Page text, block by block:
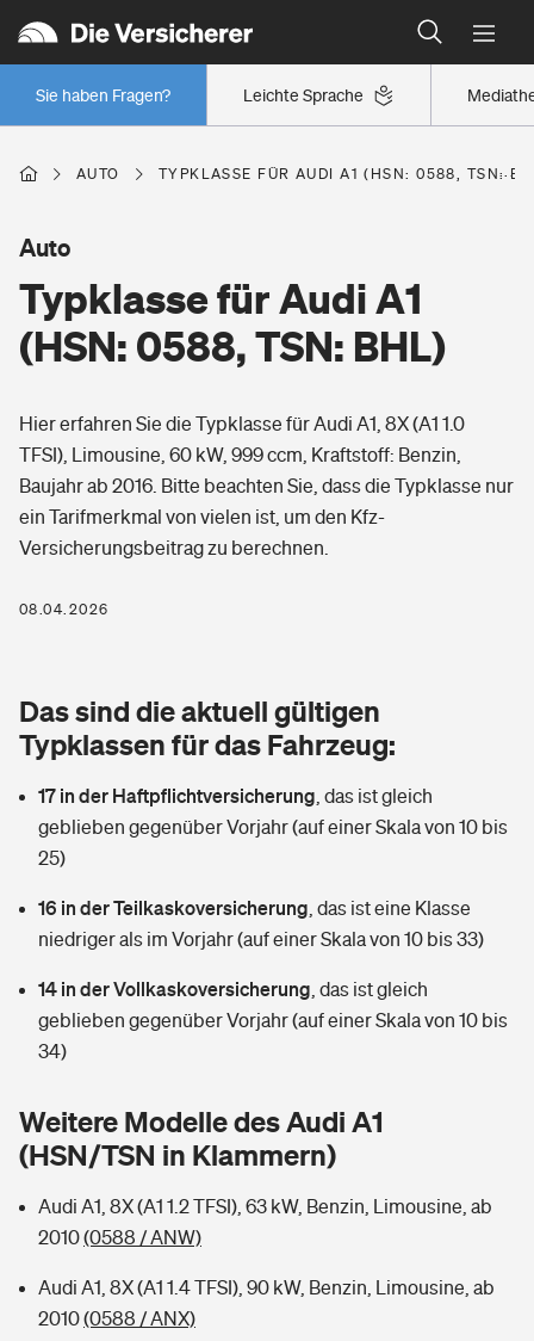
Leichte Sprache
Sie haben Fragen?
Wer versichert was: Jetzt Versicherer finden
Regionalklassen: So ist Ihre Region eingestuft
Wer versichert was: Jetzt Versicherer finden
Berufsunfähigkeitsversicherung
Erwerbsunfähigkeitsversicherung
Grundfähigkeitsversicherung
Arbeitsrechtsschutz
Berufshaftpflichtversicherung
Zur Übersicht
Tools
Wer versichert was: Jetzt Versicherer finden
Sie haben Fragen?
Wohnen
Glasversicherung
Mietkautionsversicherung
Restkreditversicherung
Tools
Hochwasser-Check: Wie gefährdet ist Ihr Haus?
Sie haben Fragen?
Freizeit
Pri­vate Haft­pflicht­
Kinderunfall­ver­si­che­rung
Kinderinvalidität
Hundehalter-Haftpflicht
Handyversicherung
Private Cyberversicherung
Zur Übersicht
Gesundheit
Private Krankenversicherung
Dread-Disease-Versicherung
Tierkrankenversicherung
Zur Übersicht
Tools
Wer versichert was: Jetzt Versicherer finden
Rentenrechner: Wie viel Geld bekomme ich im Alter?
AUTO TYPKLASSE FÜR AUDI A1 (HSN: 0588, TSN:
Typklasse für Audi A1
(HSN: 0588, TSN: BHL)
Auto
Hier erfahren Sie die Typklasse für Audi A1, 8X (A1 1.0
TFSI), Limousine, 60 kW, 999 ccm, Kraftstoff: Benzin,
Baujahr ab 2016. Bitte beachten Sie, dass die Typklasse nur
ein Tarifmerkmal von vielen ist, um den Kfz-
Versicherungsbeitrag zu berechnen.
08.04.2026
Das sind die aktuell gültigen
Typklassen für das Fahrzeug:
17 in der Haftpflichtversicherung das ist gleich
geblieben gegenüber Vorjahr (auf einer Skala von 10 bis
25)
16 in der Teilkaskoversicherung das ist eine Klasse
niedriger als im Vorjahr (auf einer Skala von 10 bis 33)
14 in der Vollkaskoversicherung das ist gleich
geblieben gegenüber Vorjahr (auf einer Skala von 10 bis
34)
Weitere Modelle des Audi A1
(HSN/TSN in Klammern)
Audi A1, 8X (A1 1.2 TFSI), 63 kW, Benzin, Limousine, ab
2010(0588 / ANW)
Audi A1, 8X (A1 1.4 TFSI), 90 kW, Benzin, Limousine, ab
2010(0588 / ANX)